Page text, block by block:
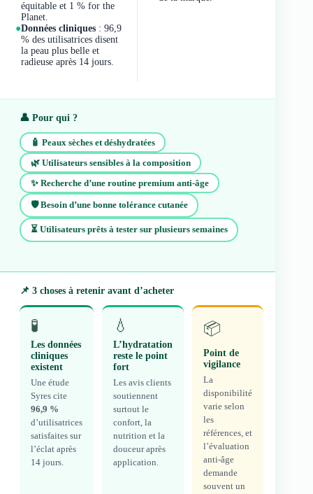
équitable et 1 % for the
Planet.
●Données cliniques : 96,9
% des utilisatrices disent
la peau plus belle et
radieuse après 14 jours.
👤 Pour qui ?
🧴 Peaux sèches et déshydratées
🌿 Utilisateurs sensibles à la composition
✨ Recherche d’une routine premium anti-âge
🛡️ Besoin d’une bonne tolérance cutanée
⏳ Utilisateurs prêts à tester sur plusieurs semaines
📌 3 choses à retenir avant d’acheter
🧪
Les données
cliniques
existent
Une étude
Syres cite
96,9 %
d’utilisatrices
satisfaites sur
l’éclat après
14 jours.
💧
L’hydratation
reste le point
fort
Les avis clients
soutiennent
surtout le
confort, la
nutrition et la
douceur après
application.
📦
Point de
vigilance
La
disponibilité
varie selon
les
références, et
l’évaluation
anti-âge
demande
souvent un